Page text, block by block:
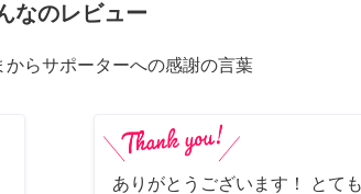
なのレビュー
からサポーターへの感謝の言葉
ありがとうございます！ とて